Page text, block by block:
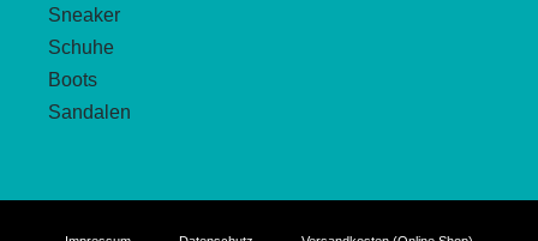
Sneaker
Schuhe
Boots
Sandalen